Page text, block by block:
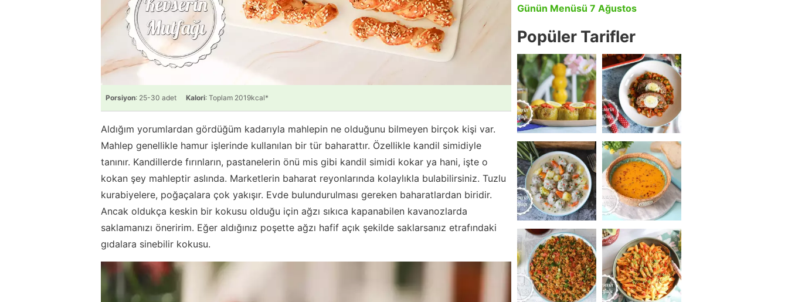
Porsiyon: 25-30 adet Kalori: Toplam 2019kcal*
Aldığım yorumlardan gördüğüm kadarıyla mahlepin ne olduğunu bilmeyen birçok kişi var.
Mahlep genellikle hamur işlerinde kullanılan bir tür baharattır. Özellikle kandil simidiyle
tanınır. Kandillerde fırınların, pastanelerin önü mis gibi kandil simidi kokar ya hani, işte o
kokan şey mahleptir aslında. Marketlerin baharat reyonlarında kolaylıkla bulabilirsiniz. Tuzlu
kurabiyelere, poğaçalara çok yakışır. Evde bulundurulması gereken baharatlardan biridir.
Ancak oldukça keskin bir kokusu olduğu için ağzı sıkıca kapanabilen kavanozlarda
saklamanızı öneririm. Eğer aldığınız poşette ağzı hafif açık şekilde saklarsanız etrafındaki
gıdalara sinebilir kokusu.
Günün Menüsü 7 Ağustos
Popüler Tarifler